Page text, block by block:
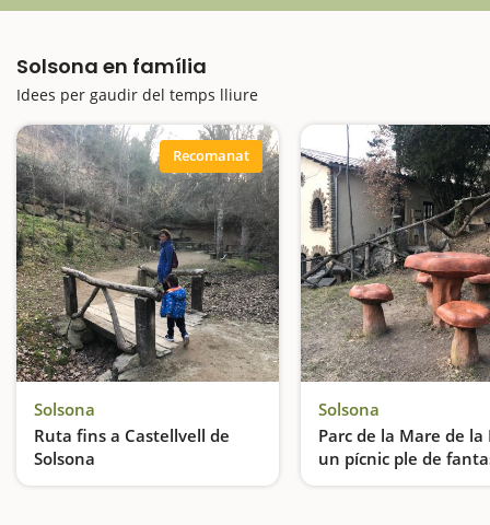
Solsona en família
Idees per gaudir del temps lliure
Recomanat
Solsona
Ruta fins a Castellvell de
Solsona
Pugem a l'antic Castell de Solsona
Solsona
Parc de la Mare de la
un pícnic ple de
Solsona